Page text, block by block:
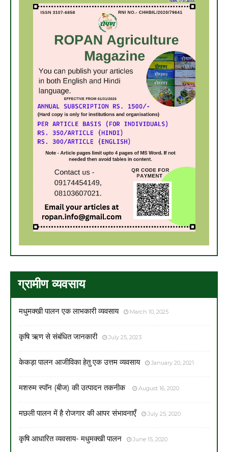
ग्रामीण व्यवसाय
मधुमक्खी पालन एक लाभकारी व्यवसाय March 10, 2025
कृषि ऋण से संबंधित जानकारी July 25, 2023
केकड़ा पालन आजीविका हेतु एक उत्तम व्यवसाय January 20, 2021
मशरुम स्पाॅन (बीज) की उत्पादन तकनीक August 16, 2020
मछली पालन में है रोजगार की आपर संभावनाएँ July 25, 2020
कृषि आधारित व्यवसाय- मधुमक्खी पालन June 15, 2020